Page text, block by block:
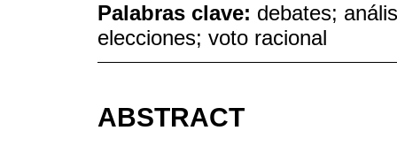
Palabras clave: debates;
elecciones; voto racional
ABSTRACT